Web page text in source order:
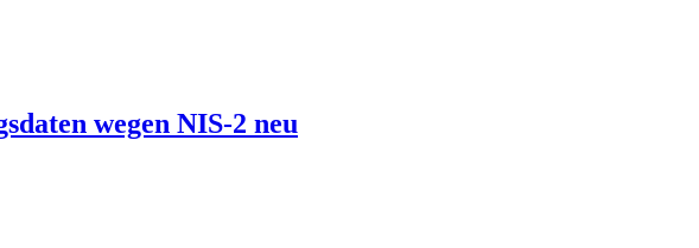
wegen NIS-2 neu